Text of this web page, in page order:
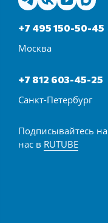
+7 495 150-50-45
Москва
+7 812 603-45-25
Санкт-Петербург
Подписывайтесь на
нас в RUTUBE